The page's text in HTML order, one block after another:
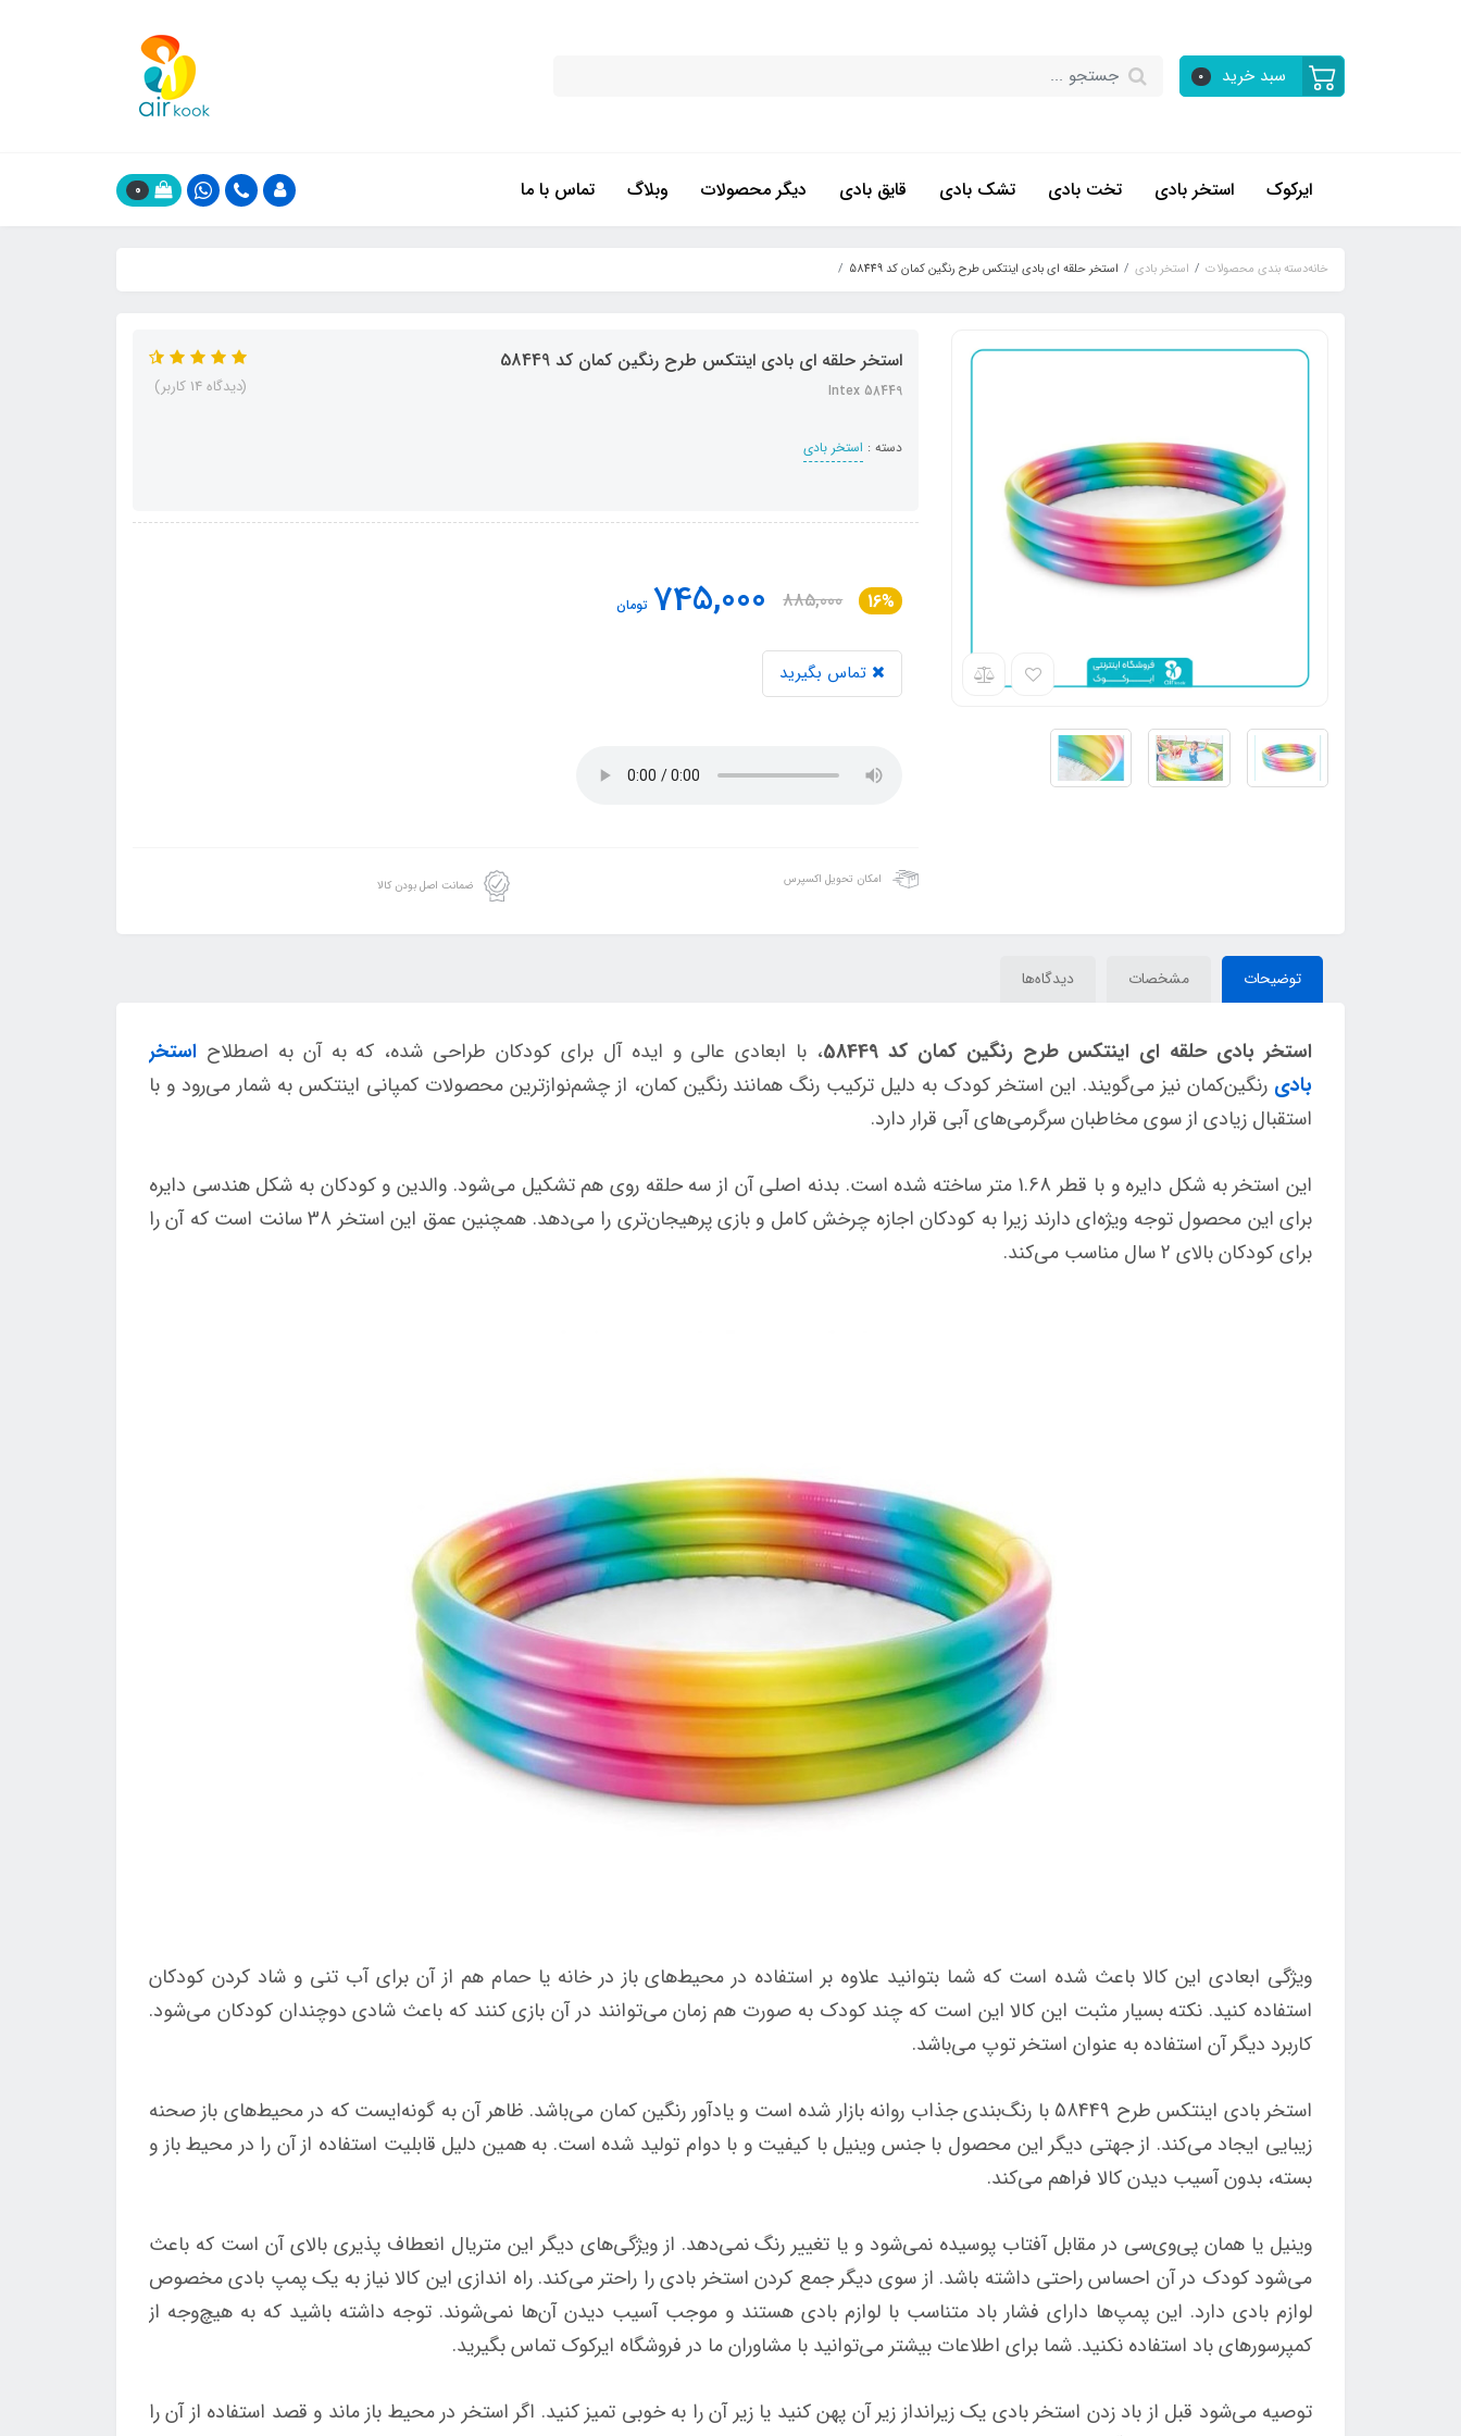
سبد خرید 0
ایرکوک استخر بادی تخت بادی تشک بادی قایق بادی دیگر محصولات وبلاگ تماس با ما 0
خانهدسته بندی محصولات استخر بادی استخر حلقه ای بادی اینتکس طرح رنگین کمان کد 58449
استخر حلقه ای بادی اینتکس طرح رنگین کمان کد 58449
Intex 58449
دسته : استخر بادی
(دیدگاه 14 کاربر)
16%
885,000
745,000 تومان
تماس بگیرید
امکان تحویل اکسپرس ضمانت اصل بودن کالا
توضیحات مشخصات دیدگاه‌ها
استخر بادی حلقه ای اینتکس طرح رنگین کمان کد 58449 ، با ابعادی عالی و ایده آل برای کودکان طراحی شده، که به آن به اصطلاح استخر
بادی رنگین‌کمان نیز می‌گویند. این استخر کودک به دلیل ترکیب رنگ همانند رنگین کمان، از چشم‌نوازترین محصولات کمپانی اینتکس به شمار می‌رود و با
استقبال زیادی از سوی مخاطبان سرگرمی‌های آبی قرار دارد.
این استخر به شکل دایره و با قطر 1.68 متر ساخته شده است. بدنه اصلی آن از سه حلقه روی هم تشکیل می‌شود. والدین و کودکان به شکل هندسی دایره
برای این محصول توجه ویژه‌ای دارند زیرا به کودکان اجازه چرخش کامل و بازی پرهیجان‌تری را می‌دهد. همچنین عمق این استخر 38 سانت است که آن را
برای کودکان بالای 2 سال مناسب می‌کند.
ویژگی ابعادی این کالا باعث شده است که شما بتوانید علاوه بر استفاده در محیط‌های باز در خانه یا حمام هم از آن برای آب تنی و شاد کردن کودکان
استفاده کنید. نکته بسیار مثبت این کالا این است که چند کودک به صورت هم زمان می‌توانند در آن بازی کنند که باعث شادی دوچندان کودکان می‌شود.
کاربرد دیگر آن استفاده به عنوان استخر توپ می‌باشد.
استخر بادی اینتکس طرح 58449 با رنگ‌بندی جذاب روانه بازار شده است و یادآور رنگین کمان می‌باشد. ظاهر آن به گونه‌ایست که در محیط‌های باز صحنه
زیبایی ایجاد می‌کند. از جهتی دیگر این محصول با جنس وینیل با کیفیت و با دوام تولید شده‌ است. به همین دلیل قابلیت استفاده از آن را در محیط باز و
بسته، بدون آسیب دیدن کالا فراهم می‌کند.
وینیل یا همان پی‌وی‌سی در مقابل آفتاب پوسیده نمی‌شود و یا تغییر رنگ نمی‌دهد. از ویژگی‌های دیگر این متریال انعطاف پذیری بالای آن است که باعث
می‌شود کودک در آن احساس راحتی داشته باشد. از سوی دیگر جمع کردن استخر بادی را راحتر می‌کند.راه اندازی این کالا نیاز به یک پمپ بادی مخصوص
لوازم بادی دارد. این پمپ‌ها دارای فشار باد متناسب با لوازم بادی هستند و موجب آسیب دیدن آن‌ها نمی‌شوند. توجه داشته باشید که به هیچ‌وجه از
کمپرسورهای باد استفاده نکنید. شما برای اطلاعات بیشتر می‌توانید با مشاوران ما در فروشگاه ایرکوک تماس بگیرید.
توصیه می‌شود قبل از باد زدن استخر بادی یک زیرانداز زیر آن پهن کنید یا زیر آن را به خوبی تمیز کنید. اگر استخر در محیط باز ماند و قصد استفاده از آن را